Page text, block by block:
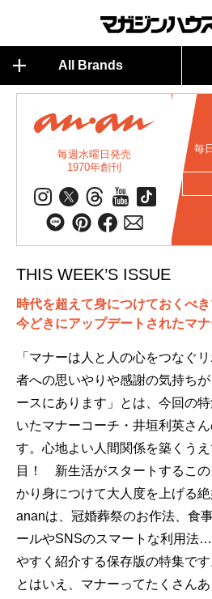
All Brands
毎週水曜日発売
1970年創刊
毎
THIS WEEK’S ISSUE
時代を超えて身につけておくべき
今どきにアップデートされたマ
「マナーは人と人の心をつなぐ
者への思いやりや感謝の気持ち
ースにあります」とは、今回の
いたマナーコーチ・井垣利英さ
す。心地よい人間関係を築くう
目！ 新生活がスタートするこの
かり身につけて大人度を上げる
ananは、冠婚葬祭のお作法、食
ールやSNSのスマートな利用法
やすく紹介する保存版の特集です
とはいえ、マナーってたくさん